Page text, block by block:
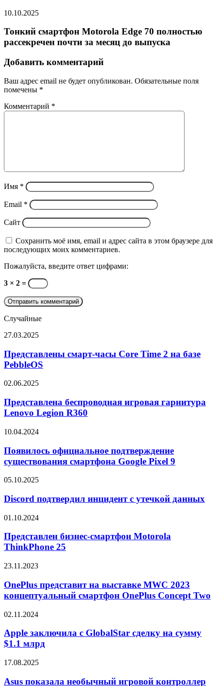
10.10.2025
Тонкий смартфон Motorola Edge 70 полностью
рассекречен почти за месяц до выпуска
Добавить комментарий
Ваш адрес email не будет опубликован. Обязательные поля
помечены *
Комментарий *
Имя *
Email *
Сайт
Сохранить моё имя, email и адрес сайта в этом браузере для
последующих моих комментариев.
Пожалуйста, введите ответ цифрами:
3 × 2 =
Случайные
Представлены
часы
Core
Time
на
PebbleOS
27.03.2025
Представлены смарт-часы Core Time 2 на базе
PebbleOS
Представлена
игровая
гарнитура
Lenovo
R360
02.06.2025
Представлена беспроводная игровая гарнитура
Lenovo Legion R360
Появилось
подтверждение
существования
смартфона
Pixel
10.04.2024
Появилось официальное подтверждение
существования смартфона Google Pixel 9
Discord
инцидент
с
утечкой
данных
05.10.2025
Discord подтвердил инцидент с утечкой данных
Представлен
смартфон
Motorola
ThinkPhone
01.10.2024
Представлен бизнес-смартфон Motorola
ThinkPhone 25
OnePlus
на
выставке
MWC
концептуальный
OnePlus
Concept
23.11.2023
OnePlus представит на выставке MWC 2023
концептуальный смартфон OnePlus Concept Two
Apple
с
GlobalStar
сделку
сумму
млрд
02.11.2024
Apple заключила с GlobalStar сделку на сумму
$1.1 млрд
Asus
необычный
17.08.2025
Asus показала необычный игровой контроллер